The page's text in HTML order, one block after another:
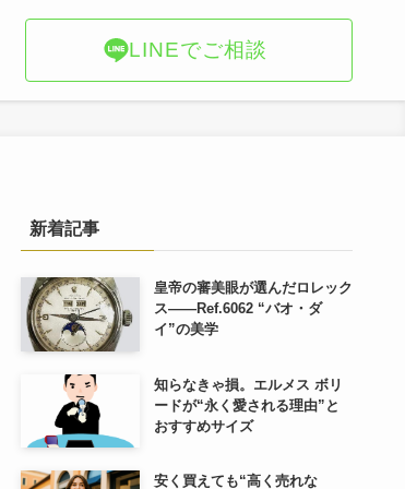
LINEでご相談
新着記事
皇帝の審美眼が選んだロレック
ス――Ref.6062 “バオ・ダ
イ”の美学
知らなきゃ損。エルメス ボリ
ードが“永く愛される理由”と
おすすめサイズ
安く買えても“高く売れな